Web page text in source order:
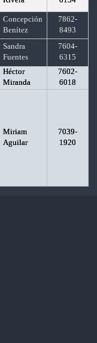
Concepción
Benítez
7862-
8493
Sandra
Fuentes
7604-
6315
Héctor
Miranda
7602-
6018
Miriam
Aguilar
7039-
1920